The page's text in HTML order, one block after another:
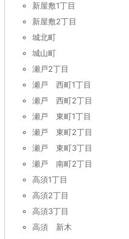
新屋敷1丁目
新屋敷2丁目
城北町
城山町
瀬戸2丁目
瀬戸 西町1丁目
瀬戸 西町2丁目
瀬戸 東町1丁目
瀬戸 東町2丁目
瀬戸 東町3丁目
瀬戸 南町2丁目
高須1丁目
高須2丁目
高須3丁目
高須 新木